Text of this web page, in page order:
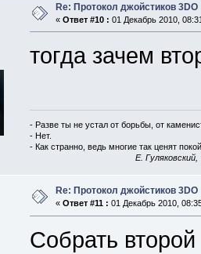
Re: Протокол джойстиков 3DO
« Ответ #10 : 01 Декабрь 2010,
тогда зачем
- Разве ты не устал от борьбы, от
- Нет.
- Как странно, ведь многие так ценят
E.
Re: Протокол джойстиков 3DO
« Ответ #11 : 01 Декабрь 2010,
Собрать